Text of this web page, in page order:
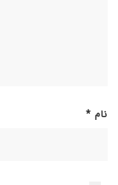
نام *